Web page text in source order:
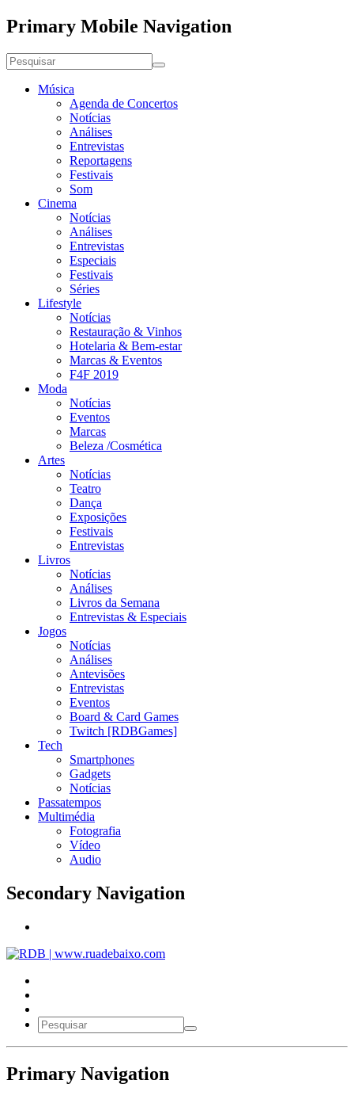
Primary Mobile Navigation
Música
Agenda de Concertos
Notícias
Análises
Entrevistas
Reportagens
Festivais
Som
Cinema
Notícias
Análises
Entrevistas
Especiais
Festivais
Séries
Lifestyle
Notícias
Restauração & Vinhos
Hotelaria & Bem-estar
Marcas & Eventos
F4F 2019
Moda
Notícias
Eventos
Marcas
Beleza /Cosmética
Artes
Notícias
Teatro
Dança
Exposições
Festivais
Entrevistas
Livros
Notícias
Análises
Livros da Semana
Entrevistas & Especiais
Jogos
Notícias
Análises
Antevisões
Entrevistas
Eventos
Board & Card Games
Twitch [RDBGames]
Tech
Smartphones
Gadgets
Notícias
Passatempos
Multimédia
Fotografia
Vídeo
Audio
Secondary Navigation
Primary Navigation